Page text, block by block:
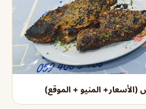
المنيو + الموقع)